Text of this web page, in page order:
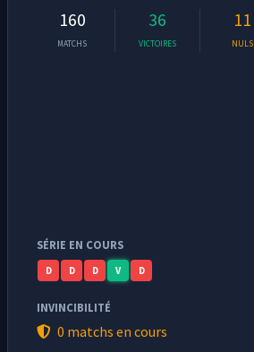
160
MATCHS
36
VICTOIRES
11
NULS
SÉRIE EN COURS
D D D V D
INVINCIBILITÉ
0 matchs en cours